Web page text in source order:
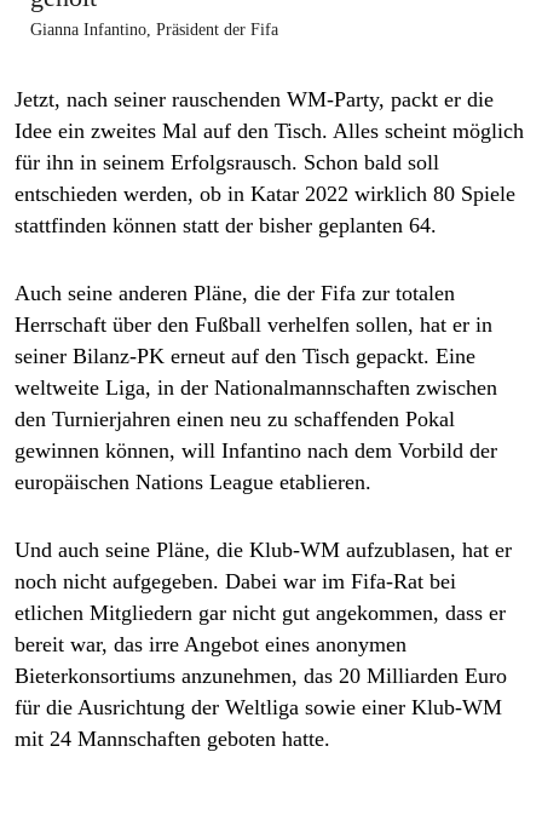
Gianna Infantino, Präsident der Fifa
Jetzt, nach seiner rauschenden WM-Party, packt er die
Idee ein zweites Mal auf den Tisch. Alles scheint möglich
für ihn in seinem Erfolgsrausch. Schon bald soll
entschieden werden, ob in Katar 2022 wirklich 80 Spiele
stattfinden können statt der bisher geplanten 64.
Auch seine anderen Pläne, die der Fifa zur totalen
Herrschaft über den Fußball verhelfen sollen, hat er in
seiner Bilanz-PK erneut auf den Tisch gepackt. Eine
weltweite Liga, in der Nationalmannschaften zwischen
den Turnierjahren einen neu zu schaffenden Pokal
gewinnen können, will Infantino nach dem Vorbild der
europäischen Nations League etablieren.
Und auch seine Pläne, die Klub-WM aufzublasen, hat er
noch nicht aufgegeben. Dabei war im Fifa-Rat bei
etlichen Mitgliedern gar nicht gut angekommen, dass er
bereit war, das irre Angebot eines anonymen
Bieterkonsortiums anzunehmen, das 20 Milliarden Euro
für die Ausrichtung der Weltliga sowie einer Klub-WM
mit 24 Mannschaften geboten hatte.